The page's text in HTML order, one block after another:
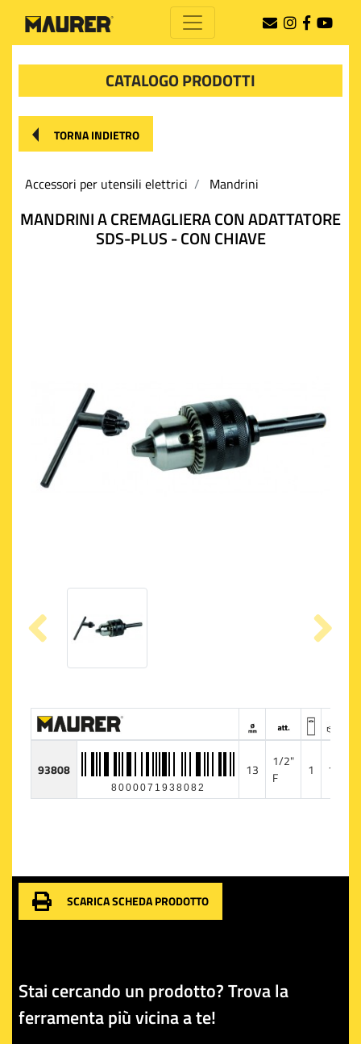
CATALOGO PRODOTTI
TORNA INDIETRO
Accessori per utensili elettrici Mandrini
MANDRINI A CREMAGLIERA CON ADATTATORE
SDS-PLUS - CON CHIAVE
93808
8000071938082
13
1/2"
F
1 10
SCARICA SCHEDA PRODOTTO
Stai cercando un prodotto? Trova la
ferramenta più vicina a te!